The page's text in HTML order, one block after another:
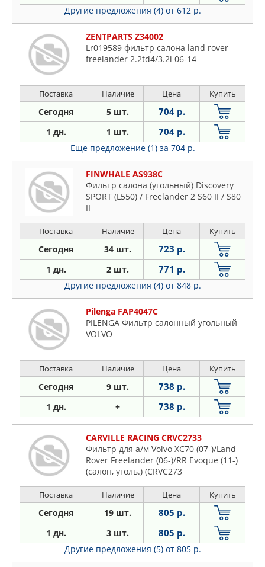
Другие предложения (4) от 612 р.
ZENTPARTS Z34002
Lr019589 фильтр салона land rover
freelander 2.2td4/3.2i 06-14
Поставка Наличие Цена Купить
Сегодня 5 шт. 704 р.
1 дн. 1 шт. 704 р.
Еще предложение (1) за 704 р.
FINWHALE AS938C
Фильтр салона (угольный) Discovery
SPORT (L550) / Freelander 2 S60 II / S80
II
Поставка Наличие Цена Купить
Сегодня 34 шт. 723 р.
1 дн. 2 шт. 771 р.
Другие предложения (4) от 848 р.
Pilenga FAP4047C
PILENGA Фильтр салонный угольный
VOLVO
Поставка Наличие Цена Купить
Сегодня 9 шт. 738 р.
1 дн. + 738 р.
CARVILLE RACING CRVC2733
Фильтр для а/м Volvo XC70 (07-)/Land
Rover Freelander (06-)/RR Evoque (11-)
(салон, уголь.) (CRVC273
Поставка Наличие Цена Купить
Сегодня 19 шт. 805 р.
1 дн. 3 шт. 805 р.
Другие предложения (5) от 805 р.